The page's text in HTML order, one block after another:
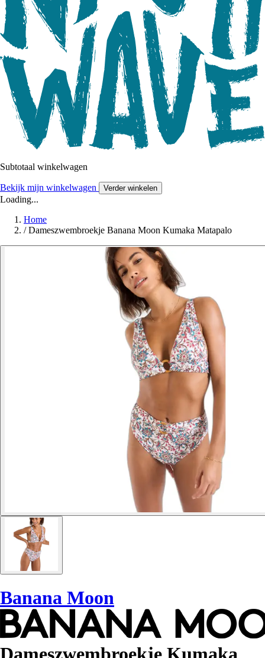
Subtotaal winkelwagen
Bekijk mijn winkelwagen Verder winkelen
Loading...
Home
/ Dameszwembroekje Banana Moon Kumaka Matapalo
Banana Moon